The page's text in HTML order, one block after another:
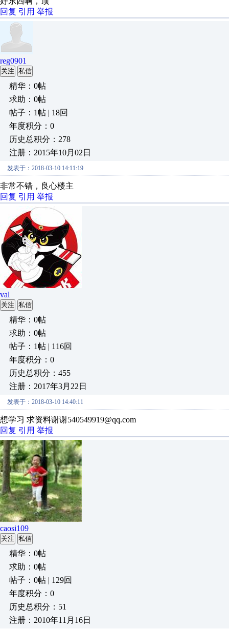
回复 引用 举报
reg0901
关注 私信
精华：0帖
求助：0帖
帖子：1帖 | 18回
年度积分：0
历史总积分：278
注册：2015年10月02日
发表于：2018-03-10 14:11:19
非常不错，良心楼主
回复 引用 举报
val
关注 私信
精华：0帖
求助：0帖
帖子：1帖 | 116回
年度积分：0
历史总积分：455
注册：2017年3月22日
发表于：2018-03-10 14:40:11
想学习 求资料谢谢540549919@qq.com
回复 引用 举报
caosi109
关注 私信
精华：0帖
求助：0帖
帖子：0帖 | 129回
年度积分：0
历史总积分：51
注册：2010年11月16日